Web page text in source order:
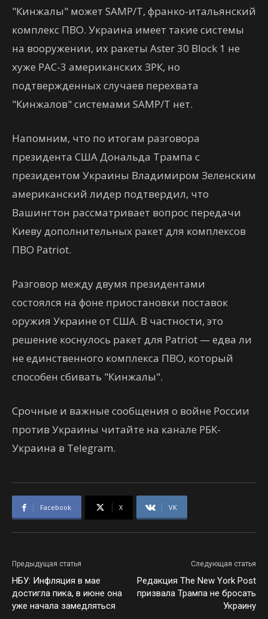
"Кинжалы" может SAMP/T, франко-итальянский
комплекс ПВО. Украина имеет такие системы
на вооружении, их ракеты Aster 30 Block 1 не
хуже PAC-3 американских ЗРК, но
подтвержденных случаев перехвата
"Кинжалов" системами SAMP/T нет.
Напомним, что по итогам разговора
президента США Дональда Трампа с
президентом Украины Владимиром Зеленским
американский лидер подтвердил, что
Вашингтон рассматривает вопрос передачи
Киеву дополнительных ракет для комплексов
ПВО Patriot.
Разговор между двумя президентами
состоялся на фоне приостановки поставок
оружия Украине от США. В частности, это
решение коснулось ракет для Patriot — едва ли
не единственного комплекса ПВО, который
способен сбивать "Кинжалы".
Срочные и важные сообщения о войне России
против Украины читайте на канале РБК-
Украина в Telegram.
Facebook X VK
Предыдущая статья
НБУ: Инфляция в мае
достигла пика, в июне она
уже начала замедляться
Следующая статья
Редакция The New York Post
призвала Трампа не бросать
Украину